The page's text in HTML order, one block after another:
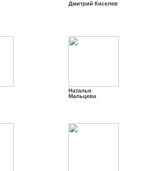
Дмитрий Киселев
Наталья
Мальцева